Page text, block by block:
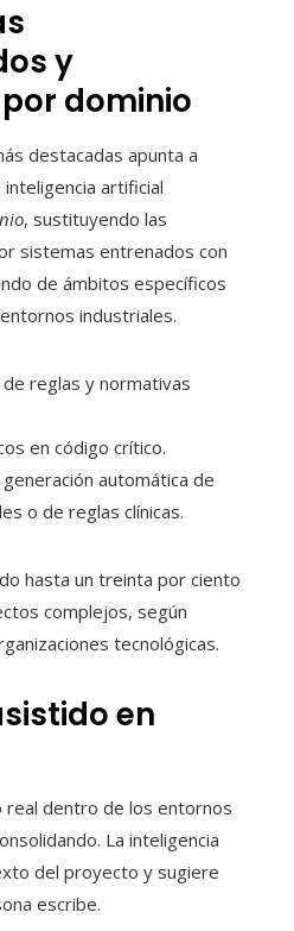
y
dominio
destacadas apunta a
artificial
, sustituyendo las
sistemas entrenados con
de ámbitos específicos
industriales.
reglas y normativas
en código crítico.
automática de
o de reglas clínicas.
hasta un treinta por ciento
complejos, según
tecnológicas.
en
real dentro de los entornos
La inteligencia
del proyecto y sugiere
escribe.